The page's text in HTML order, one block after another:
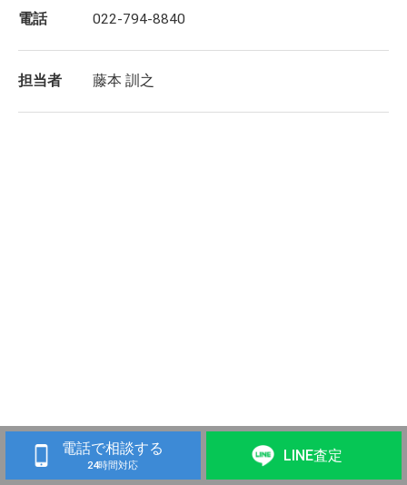
電話 022-794-8840
担当者 藤本 訓之
電話で相談する
24時間対応
LINE査定